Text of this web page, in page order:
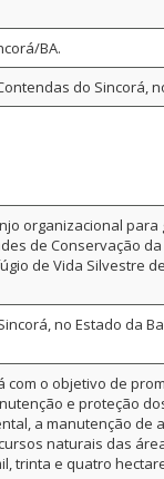
BA.
do Sincorá,
organizacional
de Conservação da
de Vida Silvestre
no Estado da
com o objetivo de
e proteção
a manutenção de
naturais das
trinta e quatro